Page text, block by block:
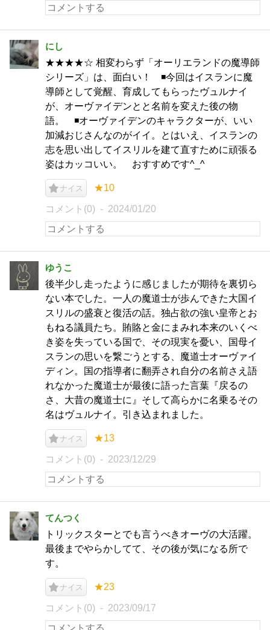
にし
★★★★☆ 相変わらず「オーリエランドの魔導師
シリーズ」は、面白い！ ◾️今回はイスランに魔
導師として覚醒、育成してもらったヴュルナイ
が、オーヴァイデンとと名前を変えた後の物
語。 ◾️オーヴァイデンのキャラクターが、いい
加減おじさんなのがイイ。とはいえ、イスランの
志を思い出してイスリルを建て直すために頑張る
姿はカッコいい。 おすすめです^_^
ナイス ★10
コメント(0) 2024/01/20
ゆうこ
後半少し走ったように感じましたが期待を裏切ら
ない本でした。一人の魔道士が歩んできた大国イ
スリルの盛衰と復活の話。独占欲の強い皇帝とお
もねる議員たち。賄賂と金にまみれ本来のいくべ
き姿を失っている国で、その現実を憂い、国母イ
スランの思いを繋ごうとする、魔道士オーヴァイ
ディン。国の指導者に翻弄され自分の名前さえ語
れなかった魔道士が最後に語った言葉『戻るの
さ、大昔の魔道士に』そして高らかに名乗るその
名はヴュルナイ。引き込まれました。
ナイス ★13
コメント(0) 2023/12/29
てんつく
トリックスターとでも言うべきオーヴの大活躍。
最後までやらかしてて、その後が気になる所で
す。
ナイス ★23
コメント(0) 2023/09/17